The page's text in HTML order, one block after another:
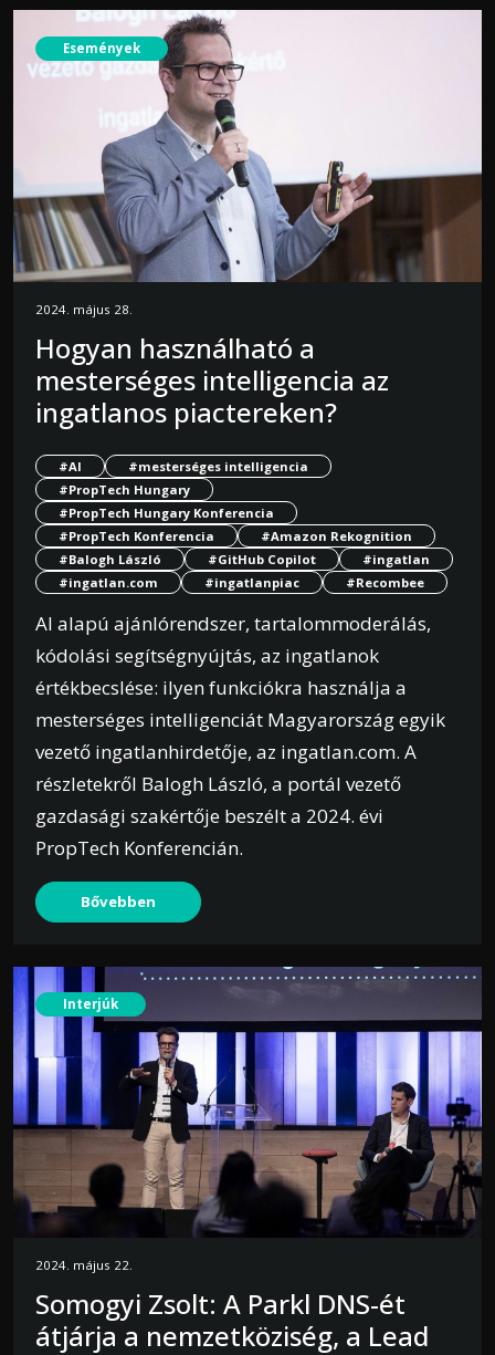
Események
2024. május 28.
Hogyan használható a
mesterséges intelligencia az
ingatlanos piactereken?
#AI
#mesterséges intelligencia
#PropTech Hungary
#PropTech Hungary Konferencia
#PropTech Konferencia
#Amazon Rekognition
#Balogh László
#GitHub Copilot
#ingatlan
#ingatlan.com
#ingatlanpiac #Recombee
AI alapú ajánlórendszer, tartalommoderálás,
kódolási segítségnyújtás, az ingatlanok
értékbecslése: ilyen funkciókra használja a
mesterséges intelligenciát Magyarország egyik
vezető ingatlanhirdetője, az ingatlan.com. A
részletekről Balogh László, a portál vezető
gazdasági szakértője beszélt a 2024. évi
PropTech Konferencián.
Bővebben
Interjúk
2024. május 22.
Somogyi Zsolt: A Parkl DNS-ét
átjárja a nemzetköziség, a Lead